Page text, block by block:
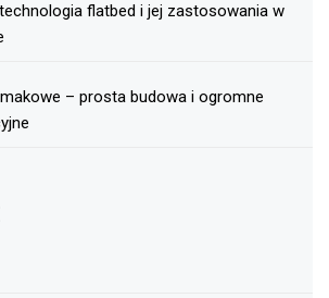
flatbed i jej zastosowania w
– prosta budowa i ogromne